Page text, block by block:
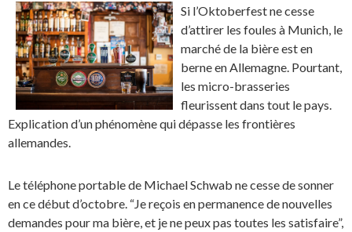
Si l’Oktoberfest ne cesse
d’attirer les foules à Munich, le
marché de la bière est en
berne en Allemagne. Pourtant,
les micro-brasseries
fleurissent dans tout le pays.
Explication d’un phénomène qui dépasse les frontières
allemandes.
Le téléphone portable de Michael Schwab ne cesse de sonner
en ce début d’octobre. “Je reçois en permanence de nouvelles
demandes pour ma bière, et je ne peux pas toutes les satisfaire”,